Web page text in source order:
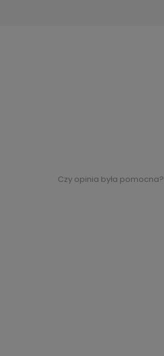
Czy opinia była pomocna?